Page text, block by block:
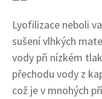
Lyofilizace neboli
sušení vlhkých
vody při nízkém
přechodu vody z
což je v mnohých